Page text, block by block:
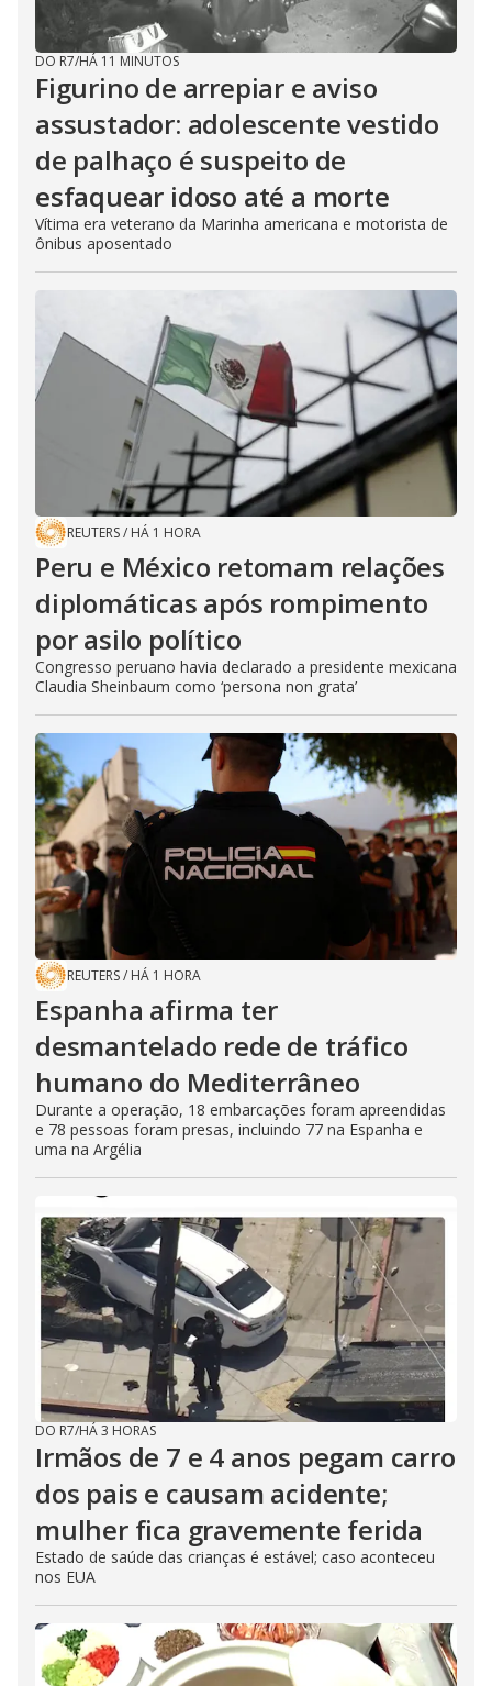
DO R7/HÁ 11 MINUTOS
Figurino de arrepiar e aviso
assustador: adolescente vestido
de palhaço é suspeito de
esfaquear idoso até a morte
Vítima era veterano da Marinha americana e motorista de
ônibus aposentado
REUTERS/ HÁ 1 HORA
Peru e México retomam relações
diplomáticas após rompimento
por asilo político
Congresso peruano havia declarado a presidente mexicana
Claudia Sheinbaum como ‘persona non grata’
REUTERS/ HÁ 1 HORA
Espanha afirma ter
desmantelado rede de tráfico
humano do Mediterrâneo
Durante a operação, 18 embarcações foram apreendidas
e 78 pessoas foram presas, incluindo 77 na Espanha e
uma na Argélia
DO R7/HÁ 3 HORAS
Irmãos de 7 e 4 anos pegam carro
dos pais e causam acidente;
mulher fica gravemente ferida
Estado de saúde das crianças é estável; caso aconteceu
nos EUA